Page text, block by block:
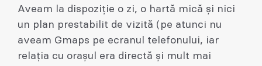
Aveam la dispoziţie o zi, o hartă mică şi nici
un plan prestabilit de vizită (pe atunci nu
aveam Gmaps pe ecranul telefonului, iar
relaţia cu oraşul era directă şi mult mai